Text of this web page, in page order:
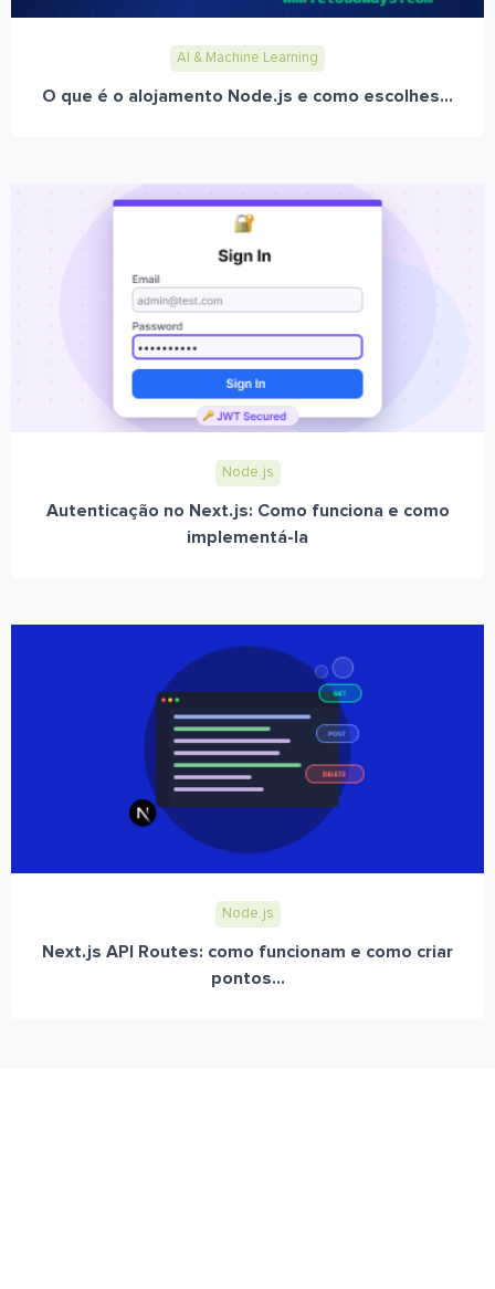
AI & Machine Learning
O que é o alojamento Node.js e como escolhes...
Node.js
Autenticação no Next.js: Como funciona e como
implementá-la
Node.js
Next.js API Routes: como funcionam e como criar
pontos...